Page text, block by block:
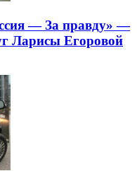
— За правду» —
Ларисы Егоровой